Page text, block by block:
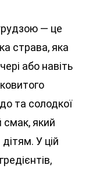
— це
страва, яка
або навіть
та солодкої
смак, який
У цій